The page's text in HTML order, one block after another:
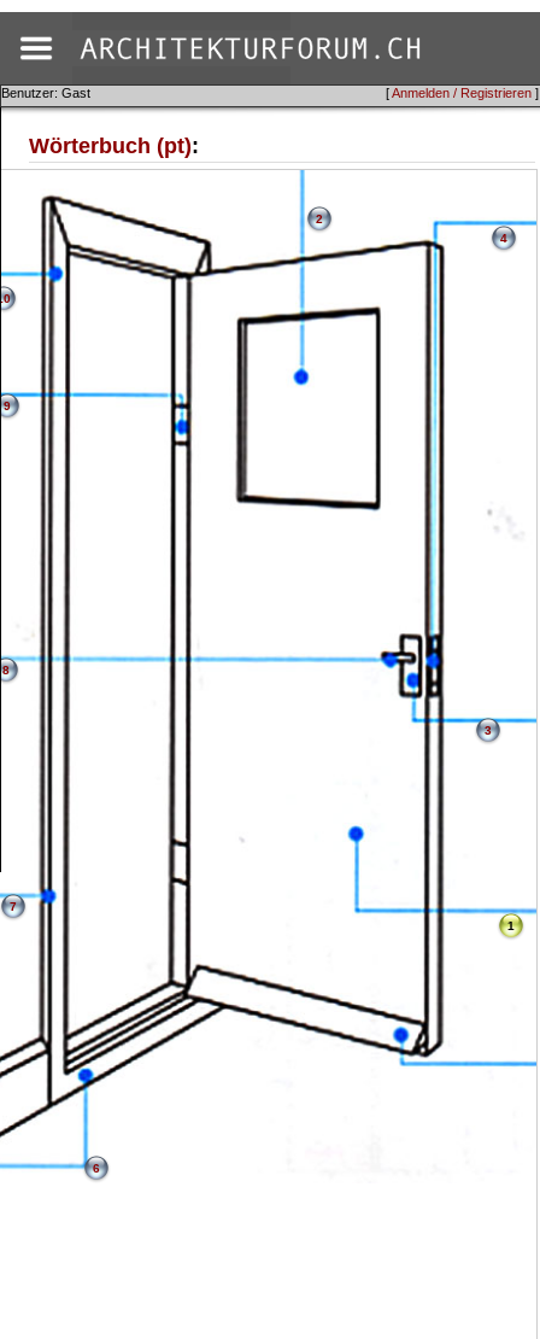
[Anmelden / Registrieren ]
Benutzer: Gast
Wörterbuch (pt):
1
2
3
4
6
7
8
9